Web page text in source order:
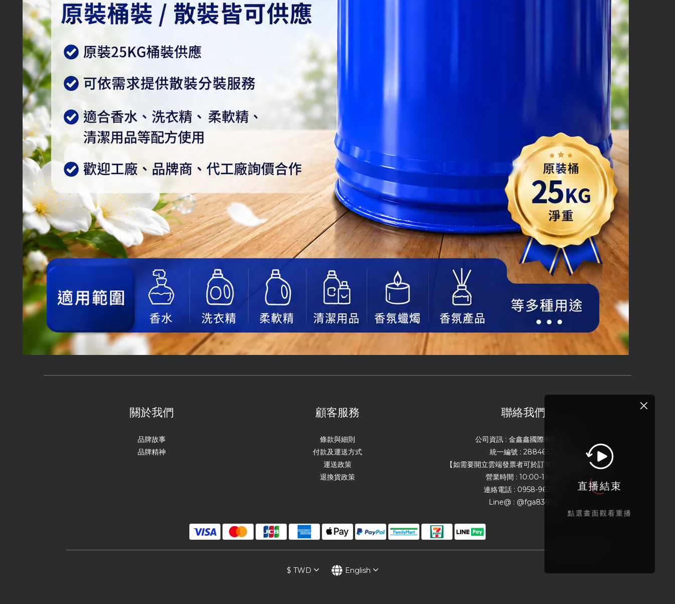
關於我們
品牌故事
品牌精神
顧客服務
條款與細則
付款及運送方式
運送政策
退換貨政策
聯絡我們
公司資訊 : 金鑫鑫國際有限公司
統一編號 : 28846325
【如需要開立雲端發票者可於訂單加註載具號碼】
營業時間 : 10:00-18:00
連絡電話 : 0958-962-315
Line@ : @fga8385e
$ TWD English
直播結束
點選畫面觀看重播